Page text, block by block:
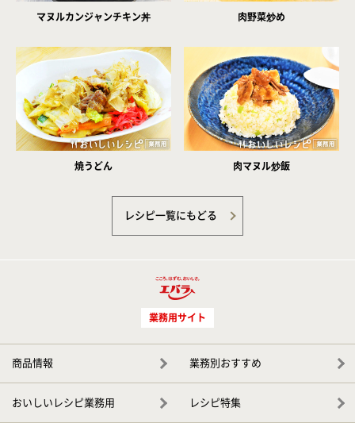
マヌルカンジャンチキン丼 肉野菜炒め
焼うどん 肉マヌル炒飯
レシピ一覧にもどる
業務用サイト
商品情報 業務別おすすめ
おいしいレシピ業務用 レシピ特集